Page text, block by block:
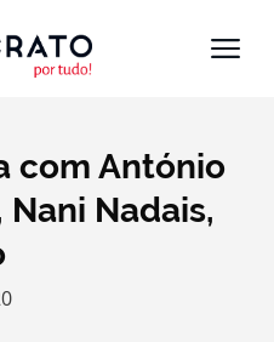
com António
Nadais,